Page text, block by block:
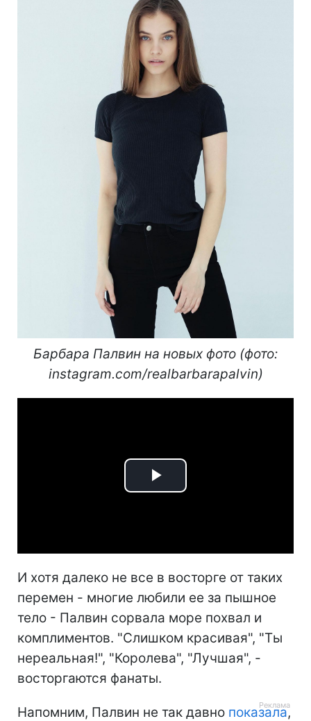
Барбара Палвин на новых фото (фото:
instagram.com/realbarbarapalvin)
Play
И хотя далеко не все в восторге от таких
перемен - многие любили ее за пышное
тело - Палвин сорвала море похвал и
комплиментов. "Слишком красивая", "Ты
нереальная!", "Королева", "Лучшая", -
восторгаются фанаты.
Напомним, Палвин не так давно показала,